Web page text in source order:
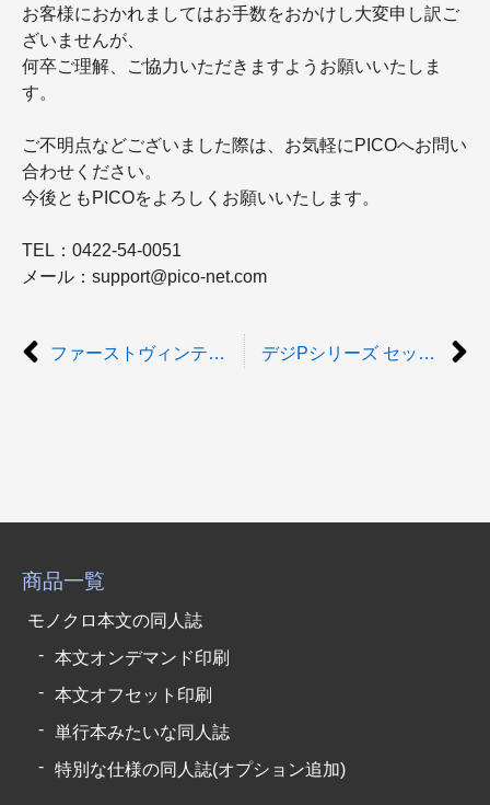
お客様におかれましてはお手数をおかけし大変申し訳ご
ざいませんが、
何卒ご理解、ご協力いただきますようお願いいたしま
す。
ご不明点などございました際は、お気軽にPICOへお問い
合わせください。
今後ともPICOをよろしくお願いいたします。
TEL：0422-54-0051
メール：support@pico-net.com
ファーストヴィンテージN ベージュの受付制限解除のお知らせ デジPシリーズ セット内「スノーフィールド」の取り扱いセット変更のお知らせ
商品一覧
モノクロ本文の同人誌
本文オンデマンド印刷
本文オフセット印刷
単行本みたいな同人誌
特別な仕様の同人誌(オプション追加)